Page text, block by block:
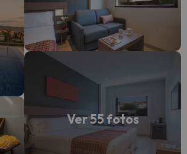
Ver 55 fotos